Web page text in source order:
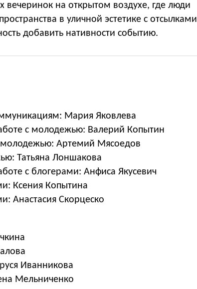
вечеринок на открытом воздухе, где люди
в уличной эстетике с отсылками
добавить нативности событию.
Мария Яковлева
с молодежью: Валерий Копытин
Артемий Мясоедов
Татьяна Лоншакова
с блогерами: Анфиса Якусевич
Ксения Копытина
Анастасия Скорцеско
Иванникова
Мельниченко